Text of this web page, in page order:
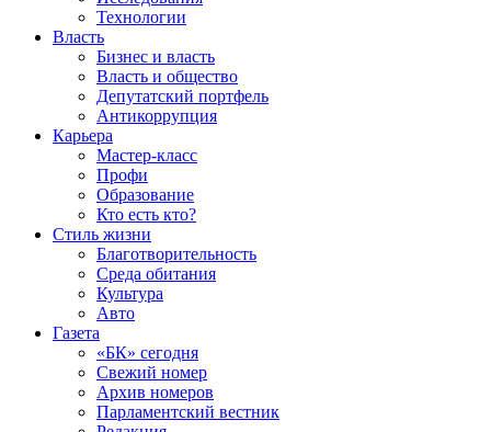
Технологии
Власть
Бизнес и власть
Власть и общество
Депутатский портфель
Антикоррупция
Карьера
Мастер-класс
Профи
Образование
Кто есть кто?
Стиль жизни
Благотворительность
Среда обитания
Культура
Авто
Газета
«БК» сегодня
Свежий номер
Архив номеров
Парламентский вестник